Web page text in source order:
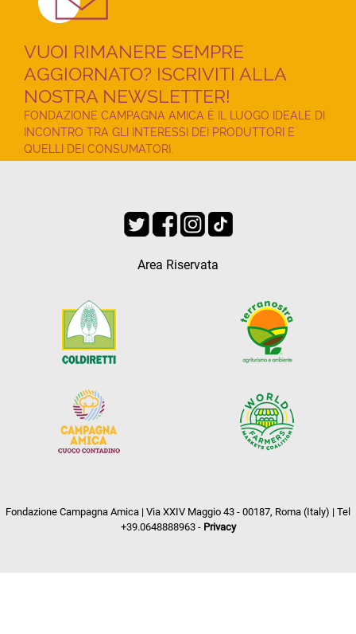
VUOI RIMANERE SEMPRE
AGGIORNATO? ISCRIVITI ALLA
NOSTRA NEWSLETTER!
FONDAZIONE CAMPAGNA AMICA È IL LUOGO IDEALE DI
INCONTRO TRA GLI INTERESSI DEI PRODUTTORI E
QUELLI DEI CONSUMATORI.
Area Riservata
Fondazione Campagna Amica | Via XXIV Maggio 43 - 00187, Roma (Italy) | Tel
+39.0648888963 - Privacy